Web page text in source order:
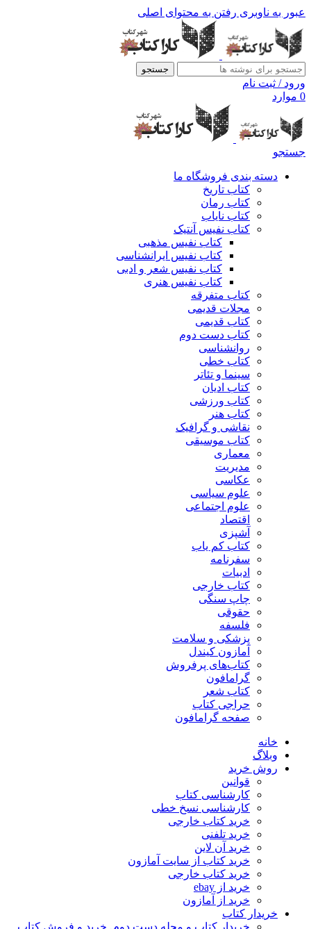
عبور به ناوبری رفتن به محتوای اصلی
جستجو
ورود / ثبت نام
0 موارد
جستجو
دسته بندی فروشگاه ما
کتاب تاریخ
کتاب رمان
کتاب نایاب
کتاب نفیس آنتیک
کتاب نفیس مذهبی
کتاب نفیس ایرانشناسی
کتاب نفیس شعر و ادبی
کتاب نفیس هنری
کتاب متفرقه
مجلات قدیمی
کتاب قدیمی
کتاب دست دوم
روانشناسی
کتاب خطی
سینما و تئاتر
کتاب ادیان
کتاب ورزشی
کتاب هنر
نقاشی و گرافیک
کتاب موسیقی
معماری
مدیریت
عکاسی
علوم سیاسی
علوم اجتماعی
اقتصاد
آشپزی
کتاب کم یاب
سفرنامه
ادبیات
کتاب خارجی
چاپ سنگی
حقوقی
فلسفه
پزشکی و سلامت
آمازون کیندل
کتاب‌های پرفروش
گرامافون
کتاب شعر
حراجی کتاب
صفحه گرامافون
خانه
وبلاگ
روش خرید
قوانین
کارشناسی کتاب
کارشناسی نسخ خطی
خرید کتاب خارجی
خرید تلفنی
خرید آن لاین
خرید کتاب از سایت آمازون
خرید کتاب خارجی
خرید از ebay
خرید از آمازون
خریدار کتاب